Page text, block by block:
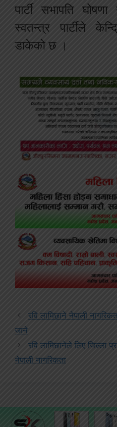
पार्टी सभापति
स्वतन्त्र पार्टीले
डाकेको छ ।
रवि लामिछाने नेपाली
जाने
रवि लामिछानेले लिए जिल्ला
नेपाली नागरिकता